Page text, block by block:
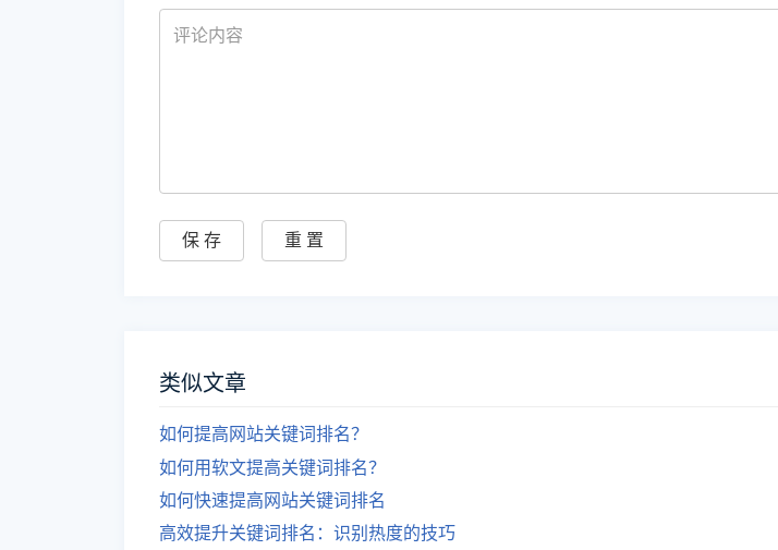
类似文章
如何提高网站关键词排名？
如何用软文提高关键词排名？
如何快速提高网站关键词排名
高效提升关键词排名：识别热度的技巧